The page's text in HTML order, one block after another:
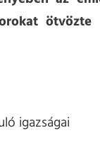
ötvözte
igazságai